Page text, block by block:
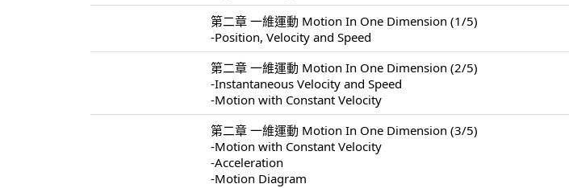
第二章 一維運動 Motion In One Dimension (1/5)
-Position, Velocity and Speed
第二章 一維運動 Motion In One Dimension (2/5)
-Instantaneous Velocity and Speed
-Motion with Constant Velocity
第二章 一維運動 Motion In One Dimension (3/5)
-Motion with Constant Velocity
-Acceleration
-Motion Diagram